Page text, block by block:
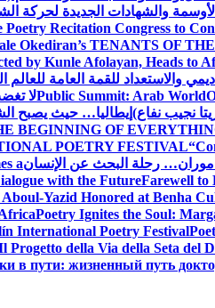
والشهادات الجديدة لحركة
Poetry Recitation Congress to
Okediran’s TENANTS OF
by Kunle Afolayan, Heads to
والاستعداد للقمة العامة للعالم
Public Summit: Arab Worldلا
نجيب نفاع) إيطاليا… حيث يصبح
BEGINNING OF
POETRY FESTIVAL
موران… رحلة البحث عن الإنسانa
with the FutureFarewell to
Yazid Honored at Benha
Poetry Ignites the Soul:
International Poetry Festival
Progetto della Via della Seta del
в пути: жизненный путь